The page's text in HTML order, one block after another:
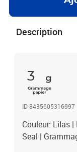
Description
3
ID 8435605316997
Couleur: Lilas
Seal |